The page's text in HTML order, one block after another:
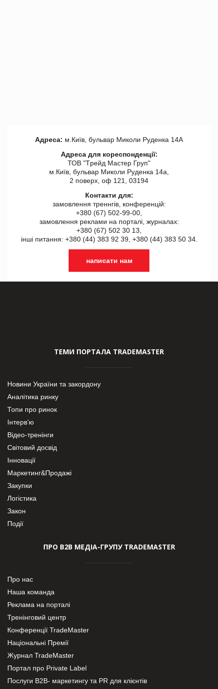
Адреса: м.Київ, бульвар Миколи Руденка 14А
Адреса для кореспонденції:
ТОВ "Tрейд Мастер Груп"
м.Київ, бульвар Миколи Руденка 14а,
2 поверх, оф 121, 03194
Контакти для:
замовлення треннгів, конференцій:
+380 (67) 502-99-00,
замовлення реклами на порталі, журналах:
+380 (67) 502 30 13,
інші питання: +380 (44) 383 92 39, +380 (44) 383 50 34.
написати нам
ТЕМИ ПОРТАЛА TRADEMASTER
Новини України та закордону
Аналітика ринку
Топи про ринок
Інтерв’ю
Відео-тренінги
Світовий досвід
Інновації
Маркетинг&Продажі
Закупки
Логістика
Закон
Події
ПРО В2В МЕДІА-ГРУПУ TRADEMASTER
Про нас
Наша команда
Реклама на порталі
Тренінговий центр
Конференції TradeMaster
Національні Премії
Журнал TradeMaster
Портал про Private Label
Послуги В2В- маркетингу та PR для клієнтів